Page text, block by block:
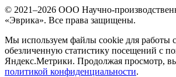
© 2021–2026 ООО Научно-
«Эврика». Все права защищены.
Мы используем файлы cookie для работы
обезличенную статистику посещений с
Яндекс.Метрики. Продолжая просмотр, вы
политикой конфиденциальности.